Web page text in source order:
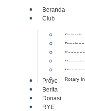
Beranda
Club
Sejarah
Rotary
Proyek
Berita
Donasi
RYE